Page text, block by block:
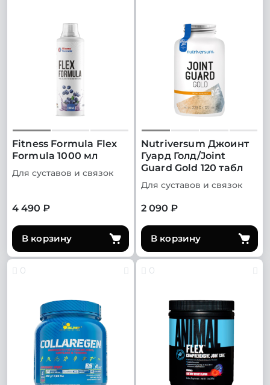
Fitness Formula Flex
Formula 1000 мл
Для суставов и связок
4 490 ₽
В корзину
Nutriversum Джоинт
Гуард Голд/Joint
Guard Gold 120 табл
Для суставов и связок
2 090 ₽
В корзину
0 0